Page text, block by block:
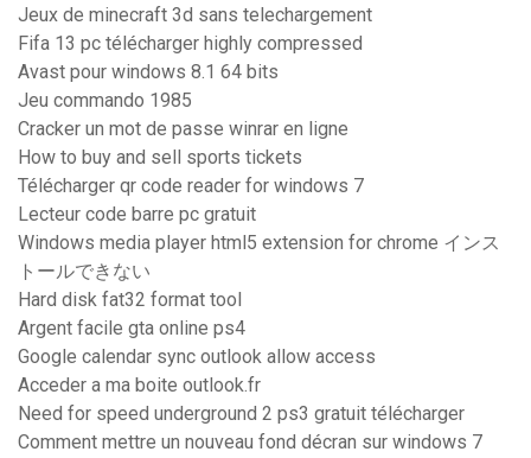
Jeux de minecraft 3d sans telechargement
Fifa 13 pc télécharger highly compressed
Avast pour windows 8.1 64 bits
Jeu commando 1985
Cracker un mot de passe winrar en ligne
How to buy and sell sports tickets
Télécharger qr code reader for windows 7
Lecteur code barre pc gratuit
Windows media player html5 extension for chrome インス
トールできない
Hard disk fat32 format tool
Argent facile gta online ps4
Google calendar sync outlook allow access
Acceder a ma boite outlook.fr
Need for speed underground 2 ps3 gratuit télécharger
Comment mettre un nouveau fond décran sur windows 7